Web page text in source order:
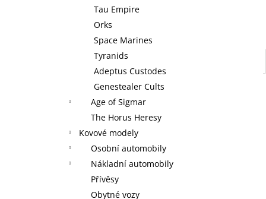
Tau Empire
Orks
Space Marines
Tyranids
Adeptus Custodes
Genestealer Cults
Age of Sigmar
The Horus Heresy
Kovové modely
Osobní automobily
Nákladní automobily
Přívěsy
Obytné vozy